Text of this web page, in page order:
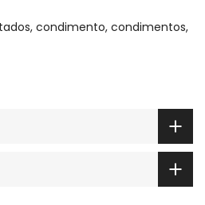
condimento condimentos